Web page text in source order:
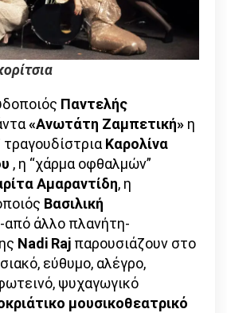
Παντελής
«Ανωτάτη Ζαμπετική» η
Καρολίνα
, η “χάρμα οφθαλμών”
Αμαραντίδη, η
Bασιλική
-από άλλο πλανήτη-
Nadi Raj παρουσιάζουν στο
εύθυμο, αλέγρο,
ψυχαγωγικό
μουσικοθεατρικό